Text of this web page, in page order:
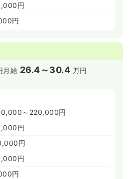
円
円
月給 26.4～30.4 万円
～220,000円
円
円
円
円